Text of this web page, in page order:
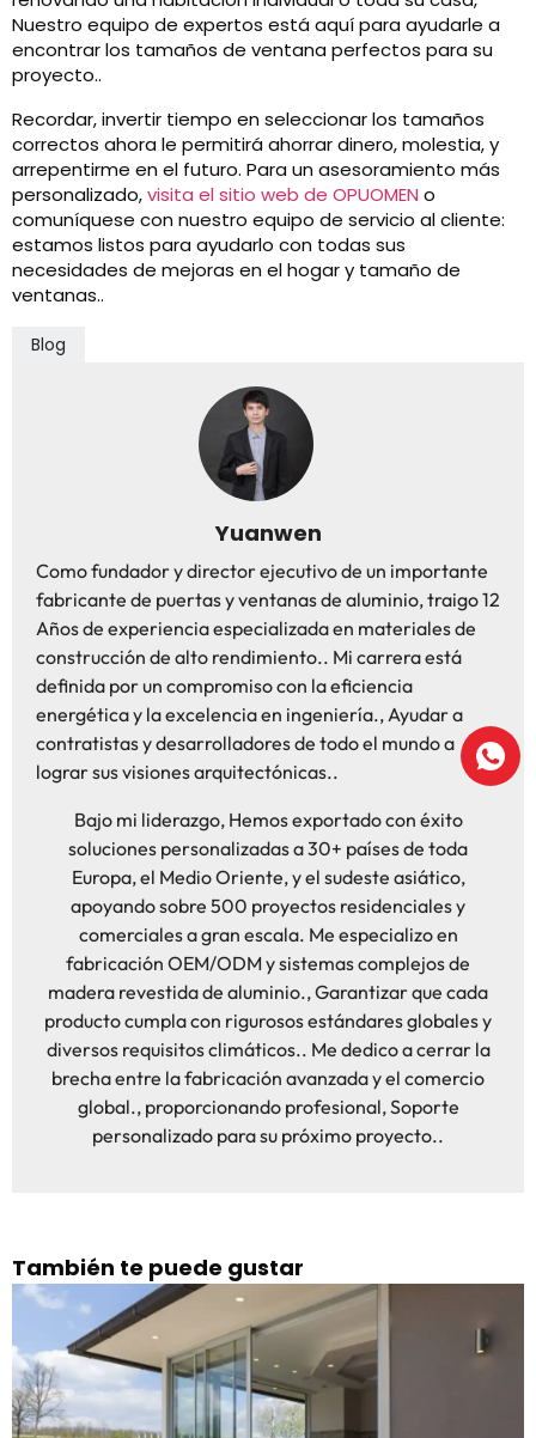
Nuestro equipo de expertos está aquí para ayudarle a
encontrar los tamaños de ventana perfectos para su
proyecto..
Recordar, invertir tiempo en seleccionar los tamaños
correctos ahora le permitirá ahorrar dinero, molestia, y
arrepentirme en el futuro. Para un asesoramiento más
personalizado,visita el sitio web de OPUOMEN o
comuníquese con nuestro equipo de servicio al cliente:
estamos listos para ayudarlo con todas sus
necesidades de mejoras en el hogar y tamaño de
ventanas..
Blog
Yuanwen
Como fundador y director ejecutivo de un importante
fabricante de puertas y ventanas de aluminio, traigo 12
Años de experiencia especializada en materiales de
construcción de alto rendimiento.. Mi carrera está
definida por un compromiso con la eficiencia
energética y la excelencia en ingeniería., Ayudar a
contratistas y desarrolladores de todo el mundo a
lograr sus visiones arquitectónicas..
Bajo mi liderazgo, Hemos exportado con éxito
soluciones personalizadas a 30+ países de toda
Europa, el Medio Oriente, y el sudeste asiático,
apoyando sobre 500 proyectos residenciales y
comerciales a gran escala. Me especializo en
fabricación OEM/ODM y sistemas complejos de
madera revestida de aluminio., Garantizar que cada
producto cumpla con rigurosos estándares globales y
diversos requisitos climáticos.. Me dedico a cerrar la
brecha entre la fabricación avanzada y el comercio
global., proporcionando profesional, Soporte
personalizado para su próximo proyecto..
También te puede gustar